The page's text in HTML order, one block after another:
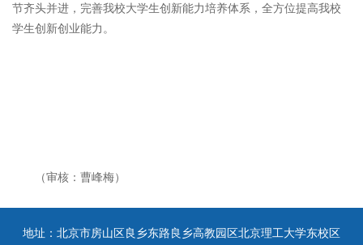
节齐头并进，完善我校大学生创新能力培养体系，全方位提高我校
学生创新创业能力。
（审核：曹峰梅）
地址：北京市房山区良乡东路良乡高教园区北京理工大学东校区